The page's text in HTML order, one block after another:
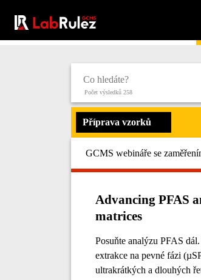
Počet výsledků 258
Příprava vzorků
GCMS webináře se
Advancing PFAS
matrices
Posuňte analýzu PFAS
extrakce na pevné fázi
ultrakrátkých a dlouhých